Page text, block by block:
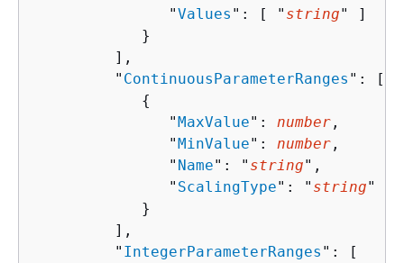
               "
Values ": [ " string" ]
            }
         ],
         "
ContinuousParameterRanges ": [
{
               "
MaxValue": number ,
               "
MinValue": number ,
               "
Name": " string",
               "
ScalingType": " string"
            }
         ],
         "
IntegerParameterRanges ": [